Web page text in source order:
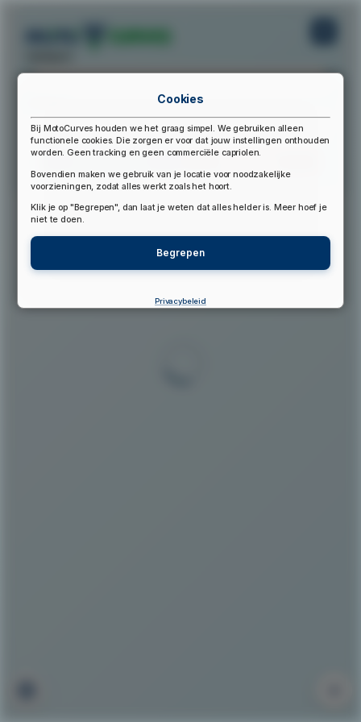
▲
Cookies
Bij MotoCurves houden we het graag simpel. We gebruiken alleen
functionele cookies. Die zorgen er voor dat jouw instellingen onthouden
worden. Geen tracking en geen commerciële capriolen.
Bovendien maken we gebruik van je locatie voor noodzakelijke
voorzieningen, zodat alles werkt zoals het hoort.
Klik je op "Begrepen", dan laat je weten dat alles helder is. Meer hoef je
niet te doen.
Begrepen
Privacybeleid